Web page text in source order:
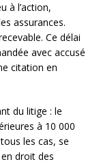
à l’action,
assurances.
Ce délai
avec accusé
citation en
du litige : le
à 10 000
les cas, se
droit des